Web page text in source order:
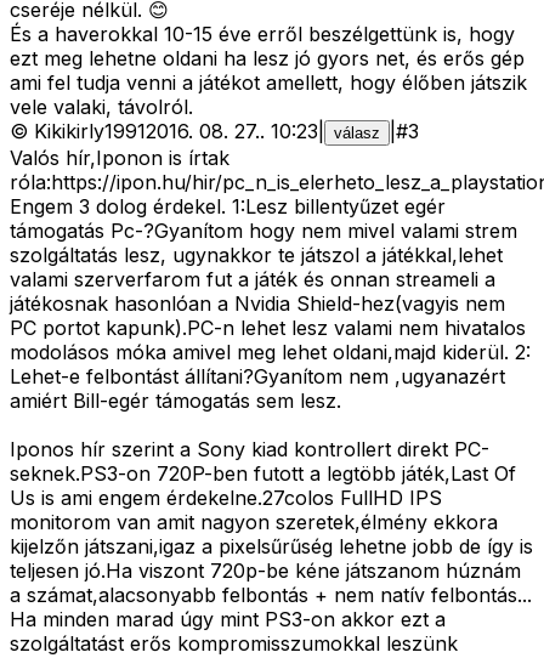
cseréje nélkül. 😊
És a haverokkal 10-15 éve erről beszélgettünk is, hogy
ezt meg lehetne oldani ha lesz jó gyors net, és erős gép
ami fel tudja venni a játékot amellett, hogy élőben játszik
vele valaki, távolról.
© Kikikirly19912016. 08. 27.. 10:23 válasz #3
Valós hír,Iponon is írtak
róla:https://ipon.hu/hir/
Engem 3 dolog érdekel. 1:Lesz billentyűzet egér
támogatás Pc-?Gyanítom hogy nem mivel valami strem
szolgáltatás lesz, ugynakkor te játszol a játékkal,lehet
valami szerverfarom fut a játék és onnan streameli a
játékosnak hasonlóan a Nvidia Shield-hez(vagyis nem
PC portot kapunk).PC-n lehet lesz valami nem hivatalos
modolásos móka amivel meg lehet oldani,majd kiderül. 2:
Lehet-e felbontást állítani?Gyanítom nem ,ugyanazért
amiért Bill-egér támogatás sem lesz.
Iponos hír szerint a Sony kiad kontrollert direkt PC-
seknek.PS3-on 720P-ben futott a legtöbb játék,Last Of
Us is ami engem érdekelne.27colos FullHD IPS
monitorom van amit nagyon szeretek,élmény ekkora
kijelzőn játszani,igaz a pixelsűrűség lehetne jobb de így is
teljesen jó.Ha viszont 720p-be kéne játszanom húznám
a számat,alacsonyabb felbontás + nem natív felbontás...
Ha minden marad úgy mint PS3-on akkor ezt a
szolgáltatást erős kompromisszumokkal leszünk